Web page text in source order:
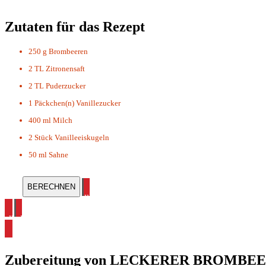
Zutaten für das Rezept
250 g Brombeeren
2 TL Zitronensaft
2 TL Puderzucker
1 Päckchen(n) Vanillezucker
400 ml Milch
2 Stück Vanilleeiskugeln
50 ml Sahne
alle Shake Rezepte ansehen
alle Erfrischungsgetränke Rezepte ansehen
Zubereitung von LECKERER